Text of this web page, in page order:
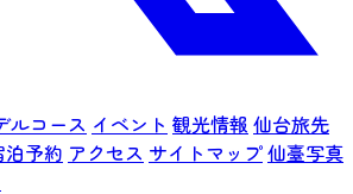
ルコース イベント 観光情報 仙台旅先
泊予約 アクセス サイトマップ仙臺写真